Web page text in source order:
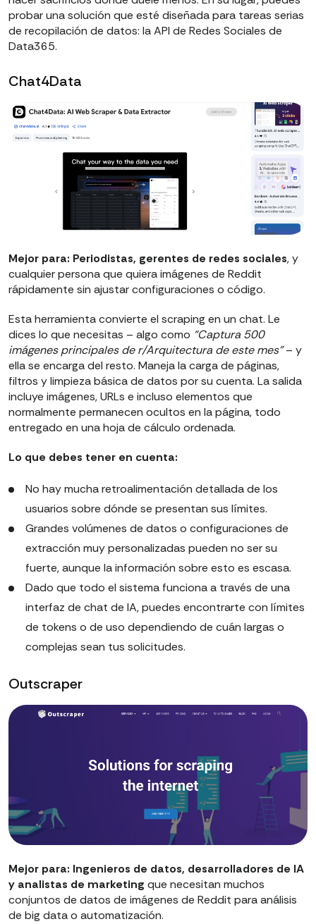
probar una solución que esté diseñada para tareas serias
de recopilación de datos: la API de Redes Sociales de
Data365.
Chat4Data
Mejor para: Periodistas, gerentes de redes sociales, y
cualquier persona que quiera imágenes de Reddit
rápidamente sin ajustar configuraciones o código.
Esta herramienta convierte el scraping en un chat. Le
dices lo que necesitas – algo como “Captura 500
imágenes principales de r/Arquitectura de este mes”– y
ella se encarga del resto. Maneja la carga de páginas,
filtros y limpieza básica de datos por su cuenta. La salida
incluye imágenes, URLs e incluso elementos que
normalmente permanecen ocultos en la página, todo
entregado en una hoja de cálculo ordenada.
Lo que debes tener en cuenta:
No hay mucha retroalimentación detallada de los
usuarios sobre dónde se presentan sus límites.
Grandes volúmenes de datos o configuraciones de
extracción muy personalizadas pueden no ser su
fuerte, aunque la información sobre esto es escasa.
Dado que todo el sistema funciona a través de una
interfaz de chat de IA, puedes encontrarte con límites
de tokens o de uso dependiendo de cuán largas o
complejas sean tus solicitudes.
Outscraper
Mejor para: Ingenieros de datos, desarrolladores de IA
y analistas de marketing que necesitan muchos
conjuntos de datos de imágenes de Reddit para análisis
de big data o automatización.